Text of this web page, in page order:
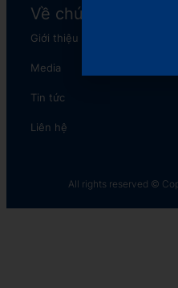
Về chúng tôi
Giới thiệu
Media
Tin tức
Liên hệ
All rights reserved ©